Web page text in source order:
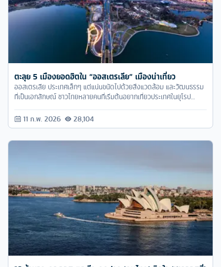
ตะลุย 5 เมืองยอดฮิตใน “ออสเตรเลีย” เมืองน่าเที่ยว
ออสเตรเลีย ประเทศเล็กๆ แต่แน่นขนัดไปด้วยสิ่งแวดล้อม และวัฒนธรรม
ที่เป็นเอกลักษณ์ ชาวไทยหลายคนที่เริ่มต้นอยากเที่ยวประเทศในยุโรป
เฉพาะใครที่อยากจะมาเรียนต่อ
11 ก.พ. 2026 28,104